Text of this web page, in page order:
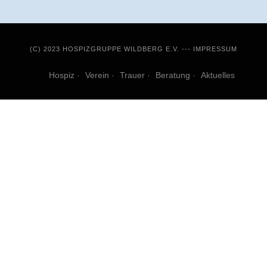
Hospiz Verein Trauer Beratung Aktuelles
(C) 2023 HOSPIZGRUPPE WILDBERG E.V. --- IMPRESSUM